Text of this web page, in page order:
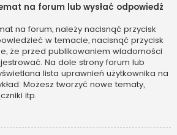
na forum lub wysłać odpowiedź
na forum, należy nacisnąć przycisk
w temacie, nacisnąć przycisk
że przed publikowaniem wiadomości
Na dole strony forum lub
lista uprawnień użytkownika na
Możesz tworzyć nowe tematy,
itp.